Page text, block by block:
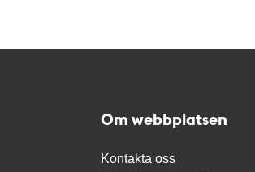
Om webbplatsen
Kontakta oss